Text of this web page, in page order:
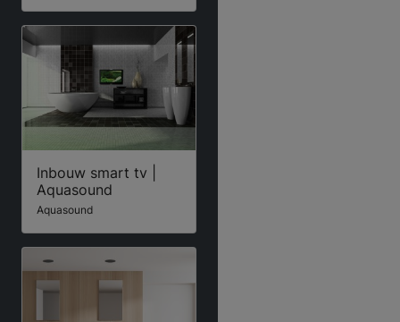
Inbouw smart tv |
Aquasound
Aquasound